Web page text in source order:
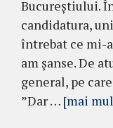
Bucureștiului.
candidatura,
întrebat ce mi-
am șanse. De
general, pe
”Dar … [mai